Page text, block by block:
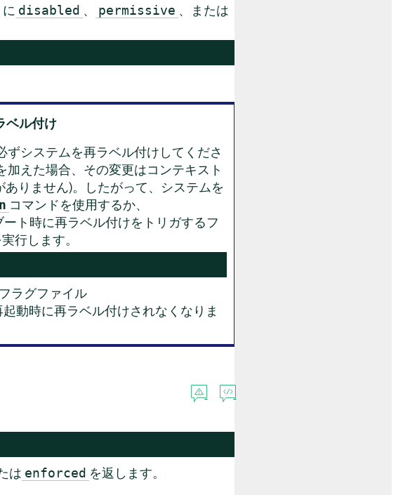
disabled 、 permissive 、または
ベル付け
システムを再ラベル付けしてくださ
えた場合、その変更はコンテキスト
りません)。したがって、システムを
コマンドを使用するか、
ト時に再ラベル付けをトリガするフ
行します。
ラグファイル
動時に再ラベル付けされなくなりま
は enforced を返します。